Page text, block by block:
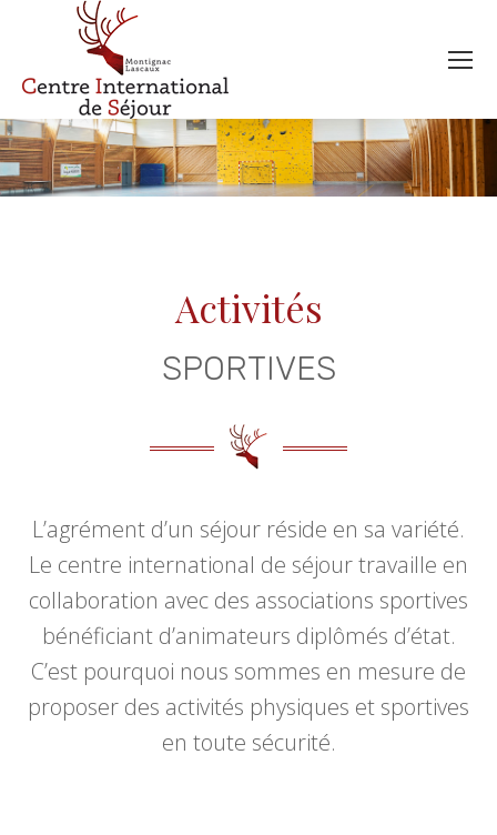
Activités
SPORTIVES
L’agrément d’un séjour réside en sa variété.
Le centre international de séjour travaille en
collaboration avec des associations sportives
bénéficiant d’animateurs diplômés d’état.
C’est pourquoi nous sommes en mesure de
proposer des activités physiques et sportives
en toute sécurité.